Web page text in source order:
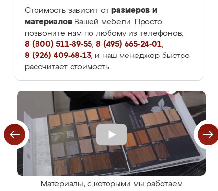
Стоимость зависит от размеров и
материалов Вашей мебели. Просто
позвоните нам по любому из телефонов:
8 (800) 511-89-55, 8 (495) 665-24-01,
8 (926) 409-68-13, и наш менеджер быстро
рассчитает стоимость.
Материалы, с которыми мы работаем